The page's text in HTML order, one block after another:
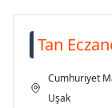
Tan
Cumhuriyet
Uşak